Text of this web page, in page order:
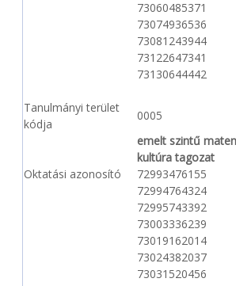
73060485371
73074936536
73081243944
73122647341
73130644442
Tanulmányi terület
kódja
0005
emelt szintű
kultúra tagozat
Oktatási azonosító
72993476155
72994764324
72995743392
73003336239
73019162014
73024382037
73031520456